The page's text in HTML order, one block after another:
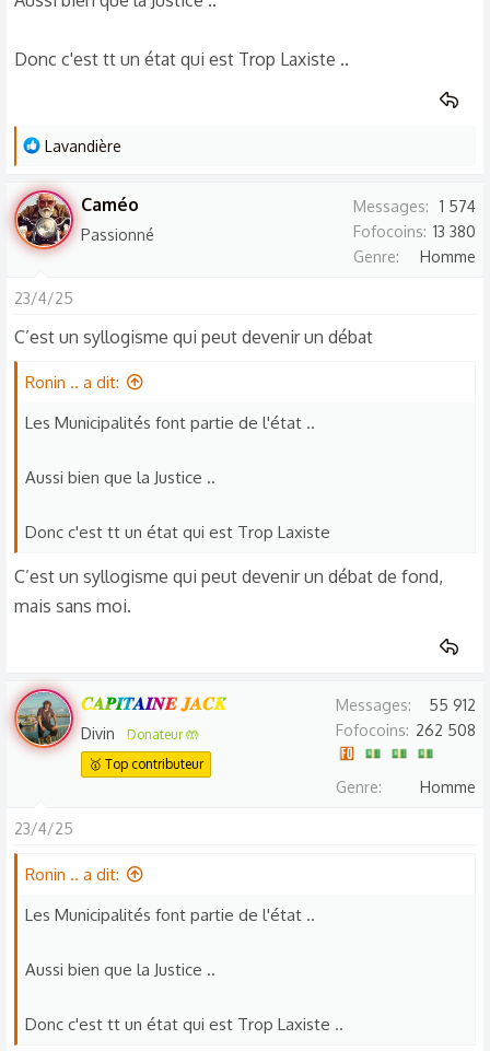
Donc c'est tt un état qui est Trop Laxiste ..
L
s
r
é
c
i
s
Lavandière
Caméo
Passionné
Messages
1 574
Fofocoins 13 380
Genre
Homme
23/4/25
C’est un syllogisme qui peut devenir un débat
Ronin .. a dit:
Les Municipalités font partie de l'état ..
Aussi bien que la Justice ..
Donc c'est tt un état qui est Trop Laxiste
C’est un syllogisme qui peut devenir un débat de fond,
mais sans moi.
𝑪𝑨𝑷𝑰𝑻𝑨𝑰𝑵𝑬 𝑱𝑨𝑪𝑲
Divin
Donateur 🤲
🥇 Top contributeur
Messages
55 912
Fofocoins
262 508
Genre Homme
23/4/25
Ronin .. a dit:
Les Municipalités font partie de l'état ..
Aussi bien que la Justice ..
Donc c'est tt un état qui est Trop Laxiste ..